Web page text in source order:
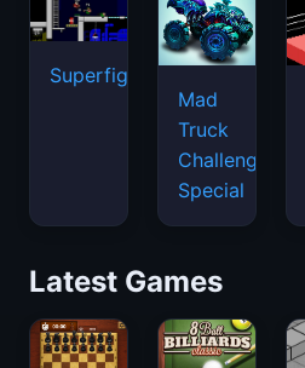
Superfighters
Mad
Truck
Challenge
Special
Latest Games